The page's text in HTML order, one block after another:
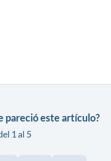
pareció este artículo?
1 al 5